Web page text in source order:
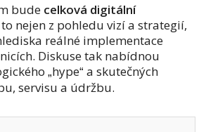
bude celková digitální
to nejen z pohledu vizí a strategií,
reálné implementace
Diskuse tak nabídnou
„hype“ a skutečných
servisu a údržbu.